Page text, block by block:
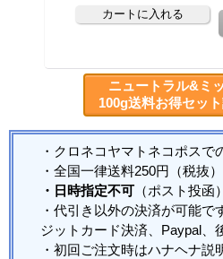
ニュートラル&ミ
100g送料お得セッ
・クロネコヤマトネコポスで
・全国一律送料250円（税抜）
・日時指定不可 （ポスト投函）
・代引き以外の決済が可能
ジットカード決済、Paypal、
・初回ご注文時はハナヘナ説